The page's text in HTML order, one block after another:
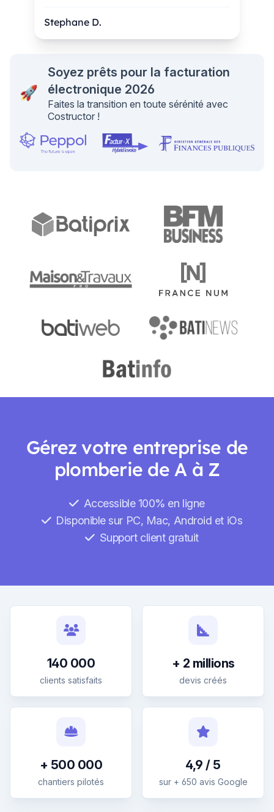
Stephane D.
🚀
Soyez prêts pour la facturation
électronique 2026
Faites la transition en toute sérénité avec
Costructor !
Gérez votre entreprise de
plomberie de A à Z
Accessible 100% en ligne
Disponible sur PC, Mac, Android et iOs
Support client gratuit
140 000
clients satisfaits
+ 2 millions
devis créés
+ 500 000
chantiers pilotés
4,9 / 5
sur + 650 avis Google